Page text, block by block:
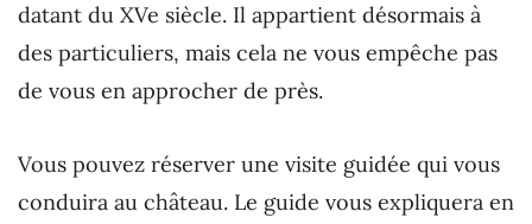
datant du XVe siècle. Il appartient désormais à
des particuliers, mais cela ne vous empêche pas
de vous en approcher de près.
Vous pouvez réserver une visite guidée qui vous
conduira au château. Le guide vous expliquera en